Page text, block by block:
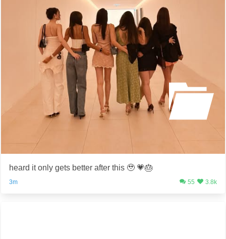
heard it only gets better after this 🥹 💗🎂
3m 55 3.8k